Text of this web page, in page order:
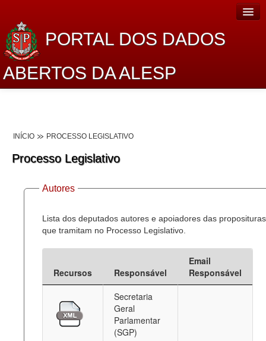
PORTAL DOS DADOS
ABERTOS DA ALESP
Lei de Acesso à Informação
Dados Governamentais Abertos
Planejamento
Catálogo de dados
Deputados Estaduais
Administração
INÍCIO PROCESSO LEGISLATIVO
Processo Legislativo
Autores
Lista dos deputados autores e apoiadores das proposituras
que tramitam no Processo Legislativo.
Recursos Responsável
Email
Responsável
Secretaria
Geral
Parlamentar
(SGP)